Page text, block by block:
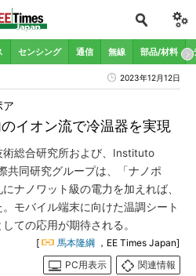
センシング 通信 無線 部品/材料
2023年12月12日
イオン流で冷温器を実現
ア
総合研究所および、Instituto
共同研究グループは、「ナノポ
ナノワット級の電力を加えれば、
モバイル端末に向けた温調シート
ての応用が期待される。
[ 馬本隆綱 ，EE Times Japan]
PC用表示
関連情報